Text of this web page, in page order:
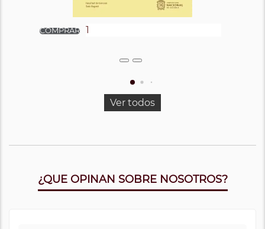
Ver todos
¿QUE OPINAN SOBRE NOSOTROS?